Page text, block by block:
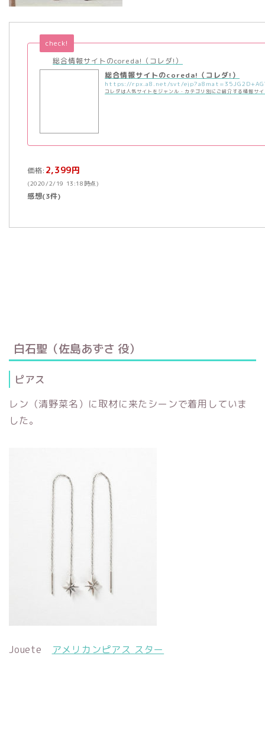
総合情報サイトのcoreda!（コレダ!）
check!
総合情報サイトのcoreda!（コレダ!）
コレダは人気サイトをジャンル・カテゴリ別にご紹介する情報サ
価格: 2,399円
(2020/2/19 13:18時点)
感想(3件)
白石聖（佐島あずさ 役）
ピアス
レン（清野菜名）に取材に来たシーンで着用していま
した。
Jouete アメリカンピアス スター